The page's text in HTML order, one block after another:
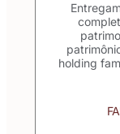
holding